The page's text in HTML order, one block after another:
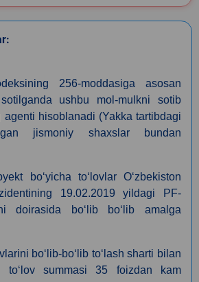
256-moddasiga asosan
ushbu mol-mulkni sotib
hisoblanadi (Yakka tartibdagi
jismoniy shaxslar bundan
boʻyicha toʻlovlar Oʻzbekiston
19.02.2019 yildagi PF-
doirasida boʻlib boʻlib amalga
boʻlib-boʻlib toʻlash sharti bilan
toʻlov summasi 35 foizdan kam